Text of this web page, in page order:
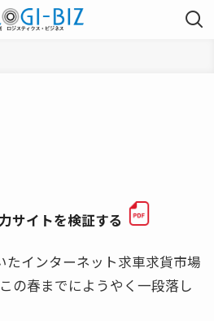
サイトを検証する
たインターネット求車求貨市場
の春までにようやく一段落し